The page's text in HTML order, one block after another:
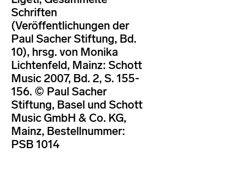
Schriften
(Veröffentlichungen der
Paul Sacher Stiftung, Bd.
10), hrsg. von Monika
Lichtenfeld, Mainz: Schott
Music 2007, Bd. 2, S. 155-
156. © Paul Sacher
Stiftung, Basel und Schott
Music GmbH & Co. KG,
Mainz, Bestellnummer:
PSB 1014